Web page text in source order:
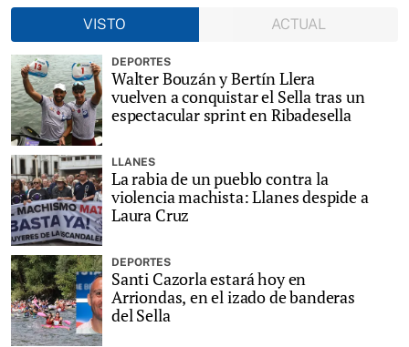
VISTO
ACTUAL
DEPORTES
Walter Bouzán y Bertín Llera
vuelven a conquistar el Sella tras un
espectacular sprint en Ribadesella
LLANES
La rabia de un pueblo contra la
violencia machista: Llanes despide a
Laura Cruz
DEPORTES
Santi Cazorla estará hoy en
Arriondas, en el izado de banderas
del Sella